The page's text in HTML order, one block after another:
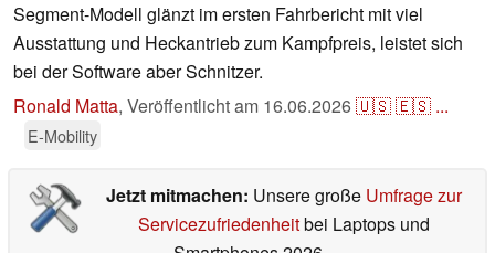
Segment-Modell glänzt im ersten Fahrbericht mit viel
Ausstattung und Heckantrieb zum Kampfpreis, leistet sich
bei der Software aber Schnitzer.
Ronald Matta, Veröffentlicht am 16.06.2026🇺🇸🇪🇸 ...
E-Mobility
Jetzt mitmachen: Unsere große Umfrage zur
Servicezufriedenheitbei Laptops und